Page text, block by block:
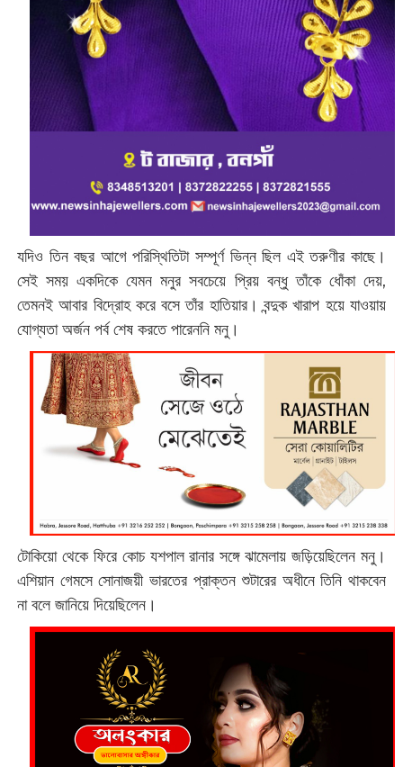
যদিও তিন বছর আগে পরিস্থিতিটা সম্পূর্ণ ভিন্ন ছিল এই তরুণীর কাছে।
সেই সময় একদিকে যেমন মনুর সবচেয়ে প্রিয় বন্ধু তাঁকে ধোঁকা দেয়,
তেমনই আবার বিদ্রোহ করে বসে তাঁর হাতিয়ার। বন্দুক খারাপ হয়ে যাওয়ায়
যোগ্যতা অর্জন পর্ব শেষ করতে পারেননি মনু।
টোকিয়ো থেকে ফিরে কোচ যশপাল রানার সঙ্গে ঝামেলায় জড়িয়েছিলেন মনু।
এশিয়ান গেমসে সোনাজয়ী ভারতের প্রাক্তন শুটারের অধীনে তিনি থাকবেন
না বলে জানিয়ে দিয়েছিলেন।